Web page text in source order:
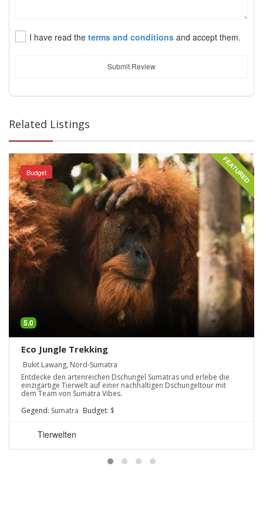
I have read the terms and conditions and accept them.
Submit Review
Related Listings
FEATURED
Budget
5.0
Eco Jungle Trekking
Bukit Lawang, Nord-Sumatra
Entdecke den artenreichen Dschungel Sumatras und erlebe die
einzigartige Tierwelt auf einer nachhaltigen Dschungeltour mit
dem Team von Sumatra Vibes.
Gegend: Sumatra Budget: $
Tierwelten